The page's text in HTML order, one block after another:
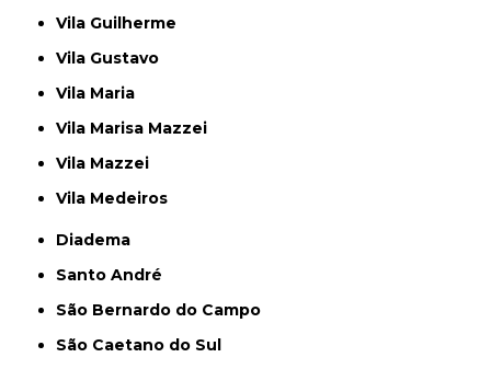
Vila Guilherme
Vila Gustavo
Vila Maria
Vila Marisa Mazzei
Vila Mazzei
Vila Medeiros
Diadema
Santo André
São Bernardo do Campo
São Caetano do Sul